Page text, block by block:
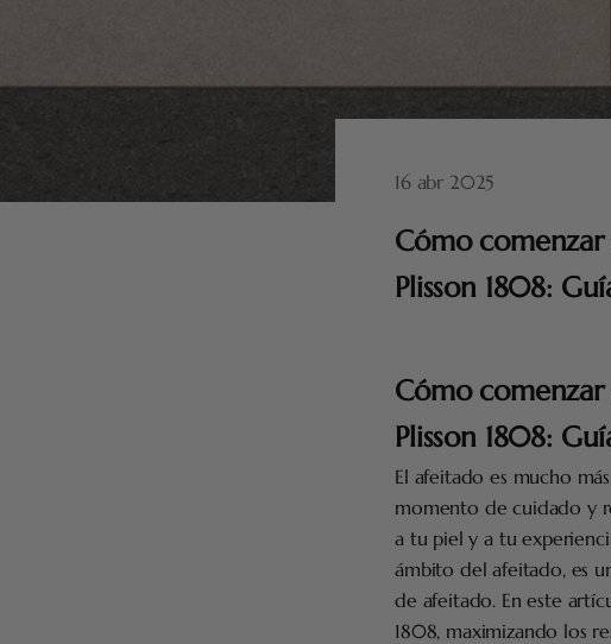
16 abr 2025
Cómo
Plisson 1808:
Cómo
Plisson 1808:
El afeitado es mucho
momento de cuidado y
a tu piel y a tu
ámbito del afeitado, es
de afeitado. En este
1808, maximizando los